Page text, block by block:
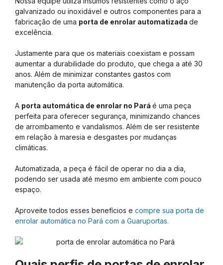
galvanizado ou inoxidável e outros componentes para a
fabricação de uma porta de enrolar automatizada de
excelência.
Justamente para que os materiais coexistam e possam
aumentar a durabilidade do produto, que chega a até 30
anos. Além de minimizar constantes gastos com
manutenção da porta automática.
A porta automática de enrolar no Pará é uma peça
perfeita para oferecer segurança, minimizando chances
de arrombamento e vandalismos. Além de ser resistente
em relação à maresia e desgastes por mudanças
climáticas.
Automatizada, a peça é fácil de operar no dia a dia,
podendo ser usada até mesmo em ambiente com pouco
espaço.
Aproveite todos esses benefícios e compre sua porta de
enrolar automática no Pará com a Guaruportas.